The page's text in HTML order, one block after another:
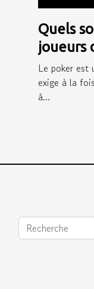
Quels
joueurs
Le poker est
exige à la
à...